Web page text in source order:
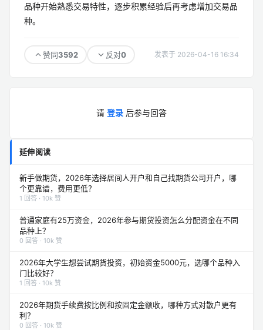
品种开始熟悉交易特性，逐步积累经验后再考虑增加交易品
种。
赞同3592 反对0 发表于 2026-04-16 16:34
请 登录 后参与回答
延伸阅读
新手做期货，2026年选择居间人开户和自己找期货公司开户，哪
个更靠谱，费用更低？
1 回答 · 10k 赞
普通家庭有25万资金，2026年参与期货投资怎么分配资金在不同
品种上？
0 回答 · 10k 赞
2026年大学生想尝试期货投资，初始资金5000元，选哪个品种入
门比较好？
1 回答 · 10k 赞
2026年期货手续费按比例和按固定金额收，哪种方式对散户更有
利？
0 回答 · 10k 赞